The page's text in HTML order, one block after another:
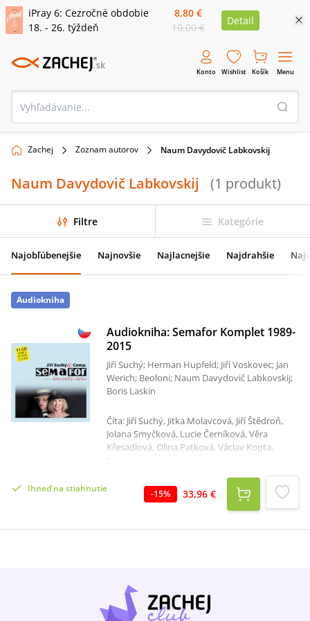
iPray 6: Cezročné obdobie
18. - 26. týždeň
8,80 €
10,00 €
Detail
Konto Wishlist Košík Menu
Zachej Zoznam autorov Naum Davydovič Labkovskij
Naum Davydovič Labkovskij (1 produkt)
Filtre Kategórie
Najobľúbenejšie Najnovšie Najlacnejšie Najdrahšie
Audiokniha
Audiokniha: Semafor Komplet 1989-
2015
Jiří Suchý; Herman Hupfeld; Jiří Voskovec; Jan
Werich; Beoloni; Naum Davydovič Labkovskij;
Boris Laskin
Číta: Jiří Suchý, Jitka Molavcová, Jiří Štědroň,
Jolana Smyčková, Lucie Černíková, Věra
Křesadlová, Olina Patková, Václav Kopta,
Luciana Krecarová, Tomáš Trapl, Jiří Voskovec,
Odehnal, Renáta Drösslerová, Denisa Kubová,
Dorota Žurková, Tereza Ženatá, Markéta
Zehrerová, Jethro MacIntosh, Lenka Kurková,
Patrik Stoklasa, Zlata Kinská, Michaela
Pospíšilová, Dáša Zázvůrková, Irena Musilová,
Radim Schwab, Eva Olmerová, Oldřich Nový,
Karolína Gudasová, Ivana Korolová, Zuzana
Ihneď na stiahnutie -15% 33,96 €